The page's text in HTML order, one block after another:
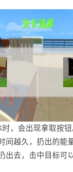
，会出现拿取按钮
间越久，扔出的能
出去，击中目标可